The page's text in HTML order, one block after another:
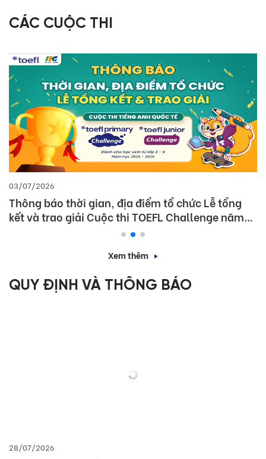
CÁC CUỘC THI
03/07/2026
Thông báo thời gian, địa điểm tổ chức Lễ tổng
kết và trao giải Cuộc thi TOEFL Challenge năm
Xem thêm
QUY ĐỊNH VÀ THÔNG BÁO
28/07/2026